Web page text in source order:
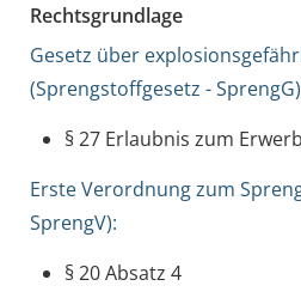
Rechtsgrundlage
Gesetz über
(Sprengstoffgesetz -
§ 27 Erlaubnis zum
Erste Verordnung zum
SprengV):
§ 20 Absatz 4